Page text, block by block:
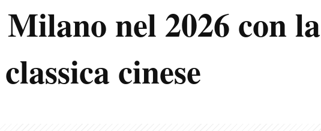
nel 2026 con la
cinese